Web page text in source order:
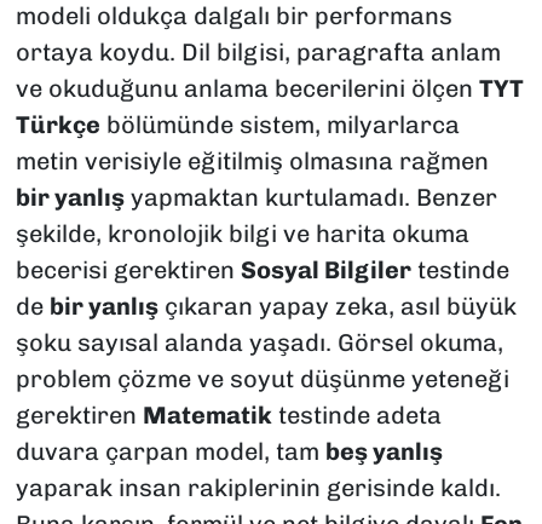
modeli oldukça dalgalı bir performans
ortaya koydu. Dil bilgisi, paragrafta anlam
ve okuduğunu anlama becerilerini ölçen TYT
Türkçe bölümünde sistem, milyarlarca
metin verisiyle eğitilmiş olmasına rağmen
bir yanlışyapmaktan kurtulamadı. Benzer
şekilde, kronolojik bilgi ve harita okuma
becerisi gerektiren Sosyal Bilgilertestinde
de bir yanlışçıkaran yapay zeka, asıl büyük
şoku sayısal alanda yaşadı. Görsel okuma,
problem çözme ve soyut düşünme yeteneği
gerektiren Matematiktestinde adeta
duvara çarpan model, tam beş yanlış
yaparak insan rakiplerinin gerisinde kaldı.